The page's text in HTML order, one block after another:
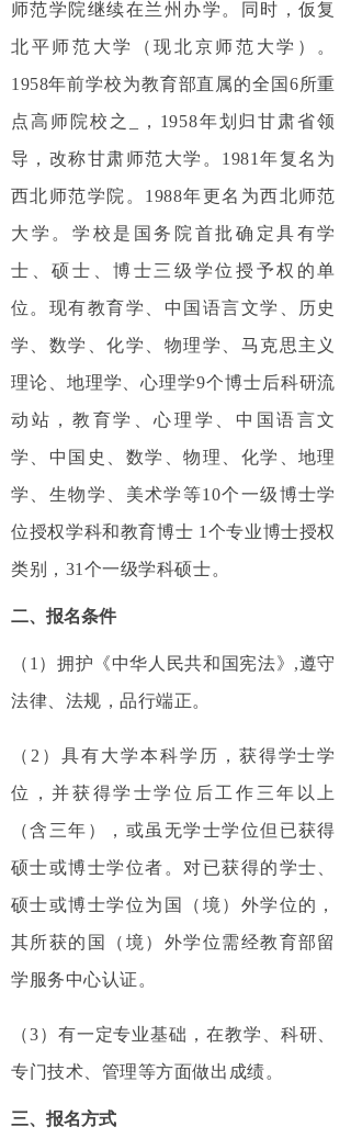
师范学院继续在兰州办学。同时，仮复
北平师范大学（现北京师范大学）。
1958年前学校为教育部直属的全国6所重
点高师院校之_，1958年划归甘肃省领
导，改称甘肃师范大学。1981年复名为
西北师范学院。1988年更名为西北师范
大学。学校是国务院首批确定具有学
士、硕士、博士三级学位授予权的单
位。现有教育学、中国语言文学、历史
学、数学、化学、物理学、马克思主义
理论、地理学、心理学9个博士后科研流
动站，教育学、心理学、中国语言文
学、中国史、数学、物理、化学、地理
学、生物学、美术学等10个一级博士学
位授权学科和教育博士 1个专业博士授权
类别，31个一级学科硕士。
二、报名条件
（1）拥护《中华人民共和国宪法》,遵守
法律、法规，品行端正。
（2）具有大学本科学历，获得学士学
位，并获得学士学位后工作三年以上
（含三年），或虽无学士学位但已获得
硕士或博士学位者。对已获得的学士、
硕士或博士学位为国（境）外学位的，
其所获的国（境）外学位需经教育部留
学服务中心认证。
（3）有一定专业基础，在教学、科研、
专门技术、管理等方面做出成绩。
三、报名方式